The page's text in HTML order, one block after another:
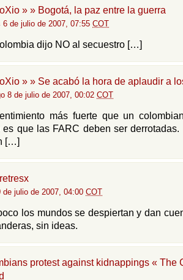
» » Bogotá, la paz entre la guerra
6 de julio de 2007, 07:55 COT
dijo NO al secuestro […]
» » Se acabó la hora de aplaudir a
8 de julio de 2007, 00:02 COT
más fuerte que un
es que las FARC deben ser derrotadas.
[…]
de julio de 2007, 04:00 COT
los mundos se despiertan y dan
sin ideas.
protest against kidnappings « The